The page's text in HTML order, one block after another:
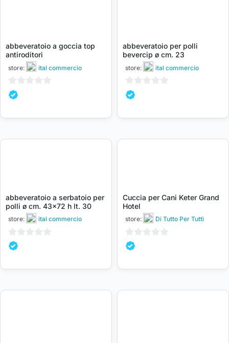
abbeveratoio a goccia top
antiroditori
store: ital commercio
0
5
abbeveratoio per polli
bevercip ø cm. 23
store: ital commercio
0
5
abbeveratoio a serbatoio per
polli ø cm. 43×72 h lt. 30
store: ital commercio
0
5
Cuccia per Cani Keter Grand
Hotel
store: Di Tutto Per Tutti
0
5